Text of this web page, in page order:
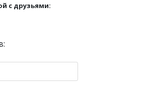
с друзьями: